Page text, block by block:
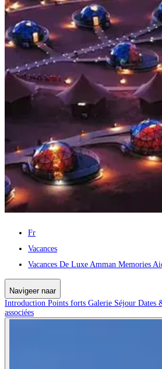
Fr
Vacances
Vacances De Luxe Amman Memories
Navigeer naar
Introduction Points forts Galerie Séjour Dates
associées